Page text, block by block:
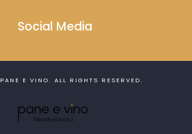
Social Media
PANE E VINO. ALL RIGHTS RESERVED.